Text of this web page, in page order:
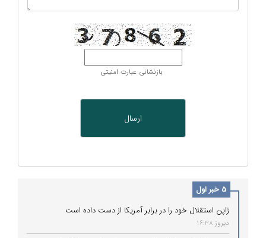
بازنشانی عبارت امنیتی
5 خبر اول
ژاپن استقلال خود را در برابر آمریکا از دست داده است
دیروز 16:38